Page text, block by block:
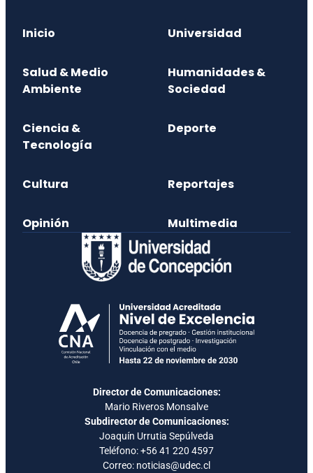
Inicio Universidad
Salud & Medio
Ambiente
Humanidades &
Sociedad
Ciencia &
Tecnología
Deporte
Cultura Reportajes
Opinión Multimedia
Director de Comunicaciones:
Mario Riveros Monsalve
Subdirector de Comunicaciones:
Joaquín Urrutia Sepúlveda
Teléfono:+56 41 220 4597
Correo: noticias@udec.cl